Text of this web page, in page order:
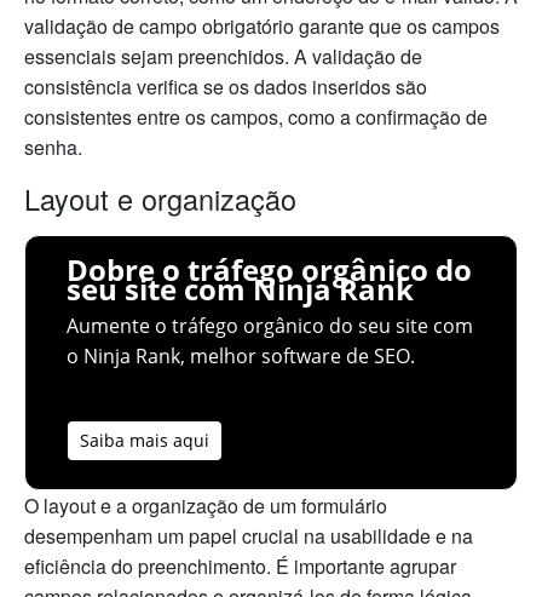
validação de campo obrigatório garante que os campos
essenciais sejam preenchidos. A validação de
consistência verifica se os dados inseridos são
consistentes entre os campos, como a confirmação de
senha.
Layout e organização
Dobre o tráfego orgânico do
seu site com Ninja Rank
Aumente o tráfego orgânico do seu site com
o Ninja Rank, melhor software de SEO.
Saiba mais aqui
O layout e a organização de um formulário
desempenham um papel crucial na usabilidade e na
eficiência do preenchimento. É importante agrupar